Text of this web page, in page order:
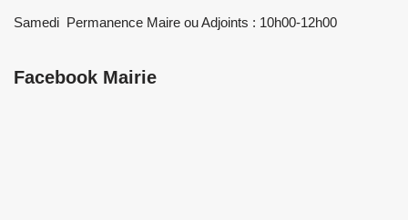
Samedi Permanence Maire ou Adjoints : 10h00-12h00
Facebook Mairie